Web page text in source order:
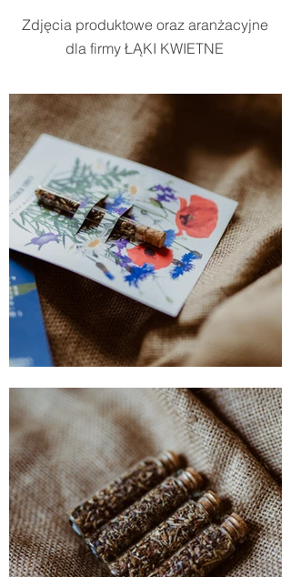
Zdjęcia produktowe oraz aranżacyjne
dla firmy ŁĄKI KWIETNE